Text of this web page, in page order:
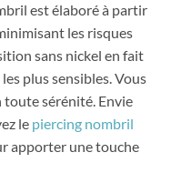
est élaboré à partir
les risques
sans nickel en fait
plus sensibles. Vous
sérénité. Envie
le piercing nombril
apporter une touche